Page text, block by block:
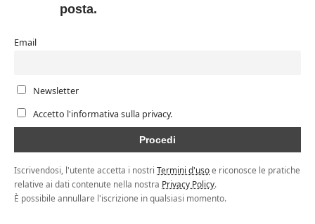
posta.
Email
Newsletter
Accetto l'informativa sulla privacy.
Iscrivendosi, l'utente accetta i nostri Termini d'usoe riconosce le pratiche
relative ai dati contenute nella nostra Privacy Policy.
È possibile annullare l'iscrizione in qualsiasi momento.